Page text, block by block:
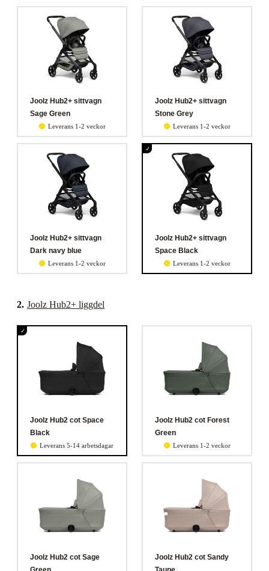
Joolz Hub2+ sittvagn
Sage Green
Leverans 1-2 veckor
Joolz Hub2+ sittvagn
Stone Grey
Leverans 1-2 veckor
Joolz Hub2+ sittvagn
Dark navy blue
Leverans 1-2 veckor
Joolz Hub2+ sittvagn
Space Black
Leverans 1-2 veckor
2. Joolz Hub2+ liggdel
Joolz Hub2 cot Space
Black
Leverans 5-14 arbetsdagar
Joolz Hub2 cot Forest
Green
Leverans 1-2 veckor
Joolz Hub2 cot Sage
Joolz Hub2 cot Sandy